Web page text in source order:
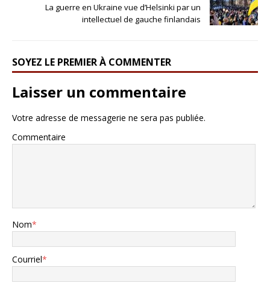
La guerre en Ukraine vue d’Helsinki par un
intellectuel de gauche finlandais
SOYEZ LE PREMIER À COMMENTER
Laisser un commentaire
Votre adresse de messagerie ne sera pas publiée.
Commentaire
Nom*
Courriel*